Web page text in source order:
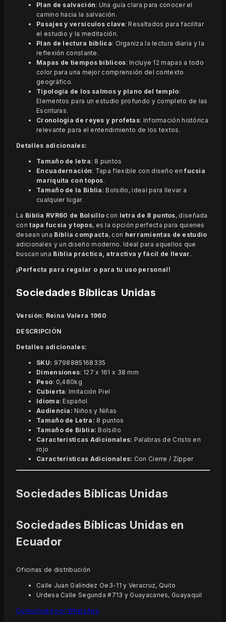
Plan de salvación: Una guía clara para conocer el
camino hacia la salvación.
Pasajes y versículos clave: Resaltados para facilitar
el estudio y la meditación.
Plan de lectura bíblica: Organiza la lectura diaria y la
reflexión constante.
Mapas de tiempos bíblicos: Incluye 12 mapas a todo
color para una mejor comprensión del contexto
geográfico.
Tipología de los salmos y plano del templo:
Elementos para un estudio profundo y completo de las
Escrituras.
Cronología de reyes y profetas: Información histórica
relevante para el entendimiento de los textos.
Detalles adicionales:
Tamaño de letra : 8 puntos
Encuadernación: Tapa flexible con diseño enfucsia
mariquita con topos.
Tamaño de la Biblia : Bolsillo, ideal para llevar a
cualquier lugar.
La Biblia RVR60 de Bolsillo con letra de 8 puntos, diseñada
contapa fucsia y topos, es la opción perfecta para quienes
desean una Biblia compacta, con herramientas de estudio
adicionales y un diseño moderno. Ideal para aquellos que
buscan una Biblia práctica, atractiva y fácil de llevar .
¡Perfecta para regalar o para tu uso personal!
Sociedades Bíblicas Unidas
Versión: Reina Valera 1960
DESCRIPCIÓN
Detalles adicionales:
SKU: 9798885168335
Dimensiones: 127 x 161 x 38 mm
Peso: 0,480kg
Cubierta: Imitación Piel
Idioma: Español
Audiencia: Niños y Niñas
Tamaño de Letra: 8 puntos
Tamaño de Biblia: Bolsillo
Características Adicionales: Palabras de Cristo en
rojo
Características Adicionales: Con Cierre / Zípper
Sociedades Bíblicas Unidas
Sociedades Bíblicas Unidas en
Ecuador
Oficinas de distribución
Calle Juan Galíndez Oe3-11 y Veracruz, Quito
Urdesa Calle Segunda #713 y Guayacanes, Guayaquil
Comunícate por WhatsApp